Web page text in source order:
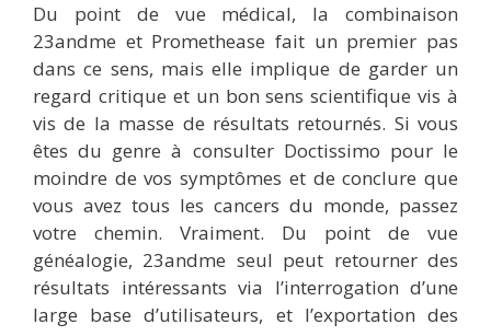
Du point de vue médical, la combinaison
23andme et Promethease fait un premier pas
dans ce sens, mais elle implique de garder un
regard critique et un bon sens scientifique vis à
vis de la masse de résultats retournés. Si vous
êtes du genre à consulter Doctissimo pour le
moindre de vos symptômes et de conclure que
vous avez tous les cancers du monde, passez
votre chemin. Vraiment. Du point de vue
généalogie, 23andme seul peut retourner des
résultats intéressants via l’interrogation d’une
large base d’utilisateurs, et l’exportation des